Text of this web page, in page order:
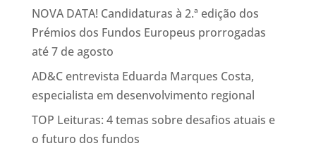
NOVA DATA! Candidaturas à 2.ª edição dos
Prémios dos Fundos Europeus prorrogadas
até 7 de agosto
AD&C entrevista Eduarda Marques Costa,
especialista em desenvolvimento regional
TOP Leituras: 4 temas sobre desafios atuais e
o futuro dos fundos